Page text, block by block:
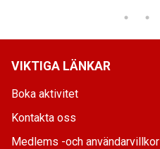
VIKTIGA LÄNKAR
Boka aktivitet
Kontakta oss
Medlems -och användarvillkor